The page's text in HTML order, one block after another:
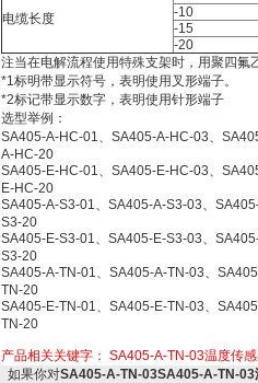
电缆长度
-10
-15
-20
注当在电解流程使用特殊支架时，用聚四氟
*1标明带显示符号，表明使用叉形端子。
*2标记带显示数字，表明使用针形端子
选型举例：
SA405-A-HC-01、SA405-A-HC-03、
A-HC-20
SA405-E-HC-01、SA405-E-HC-03、
E-HC-20
SA405-A-S3-01、SA405-A-S3-03、
S3-20
SA405-E-S3-01、SA405-E-S3-03、
S3-20
SA405-A-TN-01、SA405-A-TN-03、
TN-20
SA405-E-TN-01、SA405-E-TN-03、
TN-20
产品相关关键字： SA405-A-TN-03温度传
如果你对SA405-A-TN-03SA405-A-TN-03